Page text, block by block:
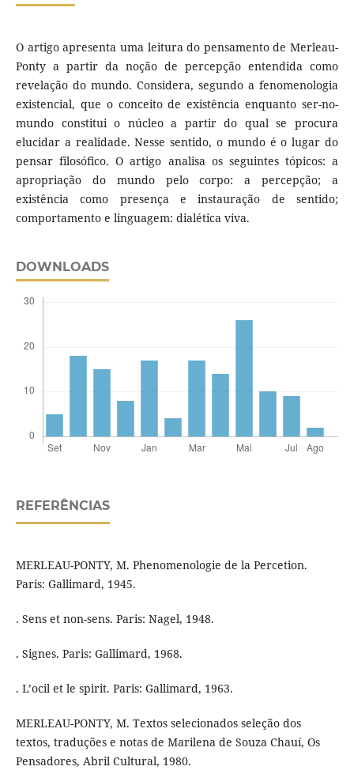
O artigo apresenta uma leitura do pensamento de Merleau-
Ponty a partir da noção de percepção entendida como
revelação do mundo. Considera, segundo a fenomenologia
existencial, que o conceito de existência enquanto ser-no-
mundo constitui o núcleo a partir do qual se procura
elucidar a realidade. Nesse sentido, o mundo é o lugar do
pensar filosófico. O artigo analisa os seguintes tópicos: a
apropriação do mundo pelo corpo: a percepção; a
existência como presença e instauração de sentido;
comportamento e linguagem: dialética viva.
DOWNLOADS
REFERÊNCIAS
MERLEAU-PONTY, M. Phenomenologie de la Percetion.
Paris: Gallimard, 1945.
. Sens et non-sens. Paris: Nagel, 1948.
. Signes. Paris: Gallimard, 1968.
. L’ocil et le spirit. Paris: Gallimard, 1963.
MERLEAU-PONTY, M. Textos selecionados seleção dos
textos, traduções e notas de Marilena de Souza Chauí, Os
Pensadores, Abril Cultural, 1980.